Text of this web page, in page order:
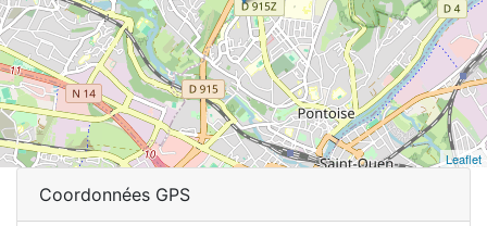
Leaflet
Coordonnées GPS